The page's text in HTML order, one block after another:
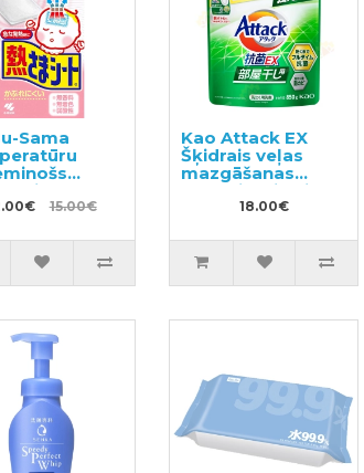
Sama
no 2-24
15.00€
Kao Attack EX
Šķidrais veļas
mazgāšanas
līdzeklis, pildviela
18.00€